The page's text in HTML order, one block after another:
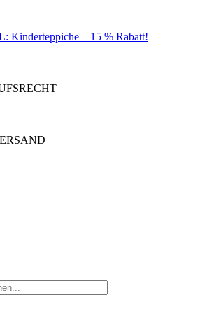
Kinderteppiche – 15 % Rabatt!